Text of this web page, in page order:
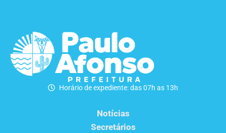
Horário de expediente: das 07h as 13h
Notícias
Secretários